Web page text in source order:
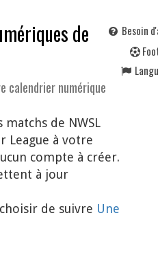
de
calendrier numérique
Besoin
F
de NWSL
League à votre
compte à créer.
à jour
de suivre Une